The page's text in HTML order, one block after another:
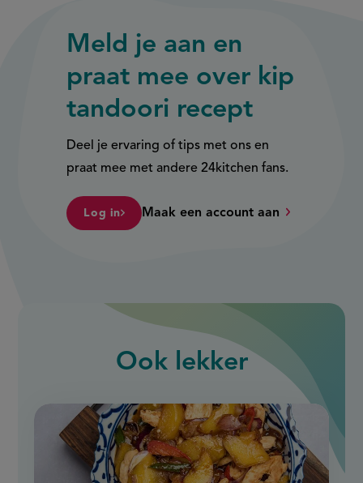
Meld je aan en
praat mee over kip
tandoori recept
Deel je ervaring of tips met ons en
praat mee met andere 24kitchen fans.
Log in Maak een account aan
Ook lekker